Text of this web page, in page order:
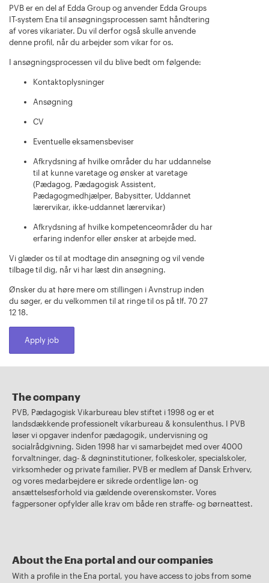
PVB er en del af Edda Group og anvender Edda Groups
IT-system Ena til ansøgningsprocessen samt håndtering
af vores vikariater. Du vil derfor også skulle anvende
denne profil, når du arbejder som vikar for os.
I ansøgningsprocessen vil du blive bedt om følgende:
Kontaktoplysninger
Ansøgning
CV
Eventuelle eksamensbeviser
Afkrydsning af hvilke områder du har uddannelse
til at kunne varetage og ønsker at varetage
(Pædagog, Pædagogisk Assistent,
Pædagogmedhjælper, Babysitter, Uddannet
lærervikar, ikke-uddannet lærervikar)
Afkrydsning af hvilke kompetenceområder du har
erfaring indenfor eller ønsker at arbejde med.
Vi glæder os til at modtage din ansøgning og vil vende
tilbage til dig, når vi har læst din ansøgning.
Ønsker du at høre mere om stillingen i Avnstrup inden
du søger, er du velkommen til at ringe til os på tlf. 70 27
12 18.
Apply job
The company
PVB, Pædagogisk Vikarbureau blev stiftet i 1998 og er et
landsdækkende professionelt vikarbureau & konsulenthus. I PVB
løser vi opgaver indenfor pædagogik, undervisning og
socialrådgivning. Siden 1998 har vi samarbejdet med over 4000
forvaltninger, dag- & døgninstitutioner, folkeskoler, specialskoler,
virksomheder og private familier. PVB er medlem af Dansk Erhverv,
og vores medarbejdere er sikrede ordentlige løn- og
ansættelsesforhold via gældende overenskomster. Vores
fagpersoner opfylder alle krav om både ren straffe- og børneattest.
About the Ena portal and our companies
With a profile in the Ena portal, you have access to jobs from some